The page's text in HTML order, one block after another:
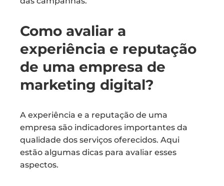
Como avaliar a
experiência e reputação
de uma empresa de
marketing digital?
A experiência e a reputação de uma
empresa são indicadores importantes da
qualidade dos serviços oferecidos. Aqui
estão algumas dicas para avaliar esses
aspectos.